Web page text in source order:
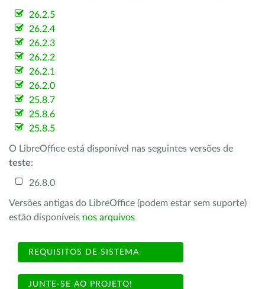
26.2.5
26.2.4
26.2.3
26.2.2
26.2.1
26.2.0
25.8.7
25.8.6
25.8.5
O LibreOffice está disponível nas seguintes versões de
teste:
26.8.0
Versões antigas do LibreOffice (podem estar sem suporte)
estão disponíveis nos arquivos
REQUISITOS DE SISTEMA
JUNTE-SE AO PROJETO!